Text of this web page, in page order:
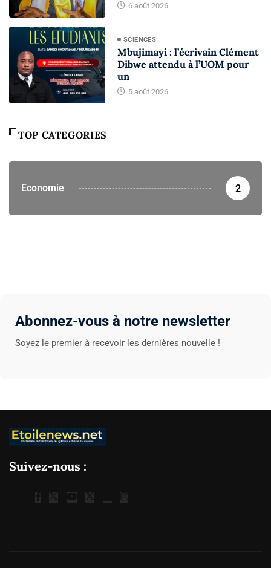
6 août 2026
SCIENCES
Mbujimayi : l’écrivain Clément
Dibwe attendu à l’UOM pour
un
5 août 2026
TOP CATEGORIES
Economie 2
Abonnez-vous à notre newsletter
Soyez le premier à recevoir les dernières nouvelle !
Suivez-nous :